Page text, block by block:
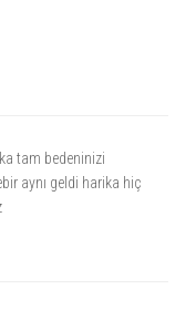
tam bedeninizi
aynı geldi harika hiç